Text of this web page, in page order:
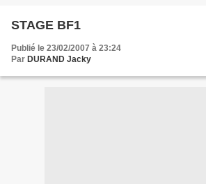
STAGE BF1
Publié le 23/02/2007 à 23:24
Par DURAND Jacky